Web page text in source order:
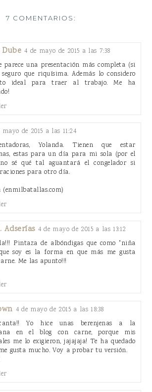
7 COMENTARIOS:
4 de mayo de 2015 a las 7:38
parece una presentación más completa (si
que riquísima. Además lo considero
ideal para traer al trabajo. Me ha
mayo de 2015 a las 11:24
Yolanda. Tienen que estar
estas para un día para mi sola (por el
no sé qué tal aguantará el congelador si
para otro día.
Adserías 4 de mayo de 2015 a las 13:12
Pintaza de albóndigas que como "niña
soy es la forma en que más me gusta
Me las apunto!!!
4 de mayo de 2015 a las 18:38
Yo hice unas berenjenas a la
en el blog con carne, porque mis
me lo exigieron, jajajaja! Te ha quedado
gusta mucho. Voy a probar tu versión.